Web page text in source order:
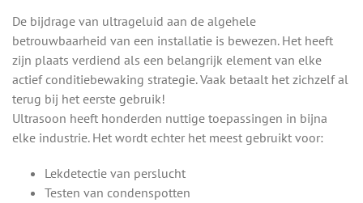
De bijdrage van ultrageluid aan de algehele
betrouwbaarheid van een installatie is bewezen. Het heeft
zijn plaats verdiend als een belangrijk element van elke
actief conditiebewaking strategie. Vaak betaalt het zichzelf al
terug bij het eerste gebruik!
Ultrasoon heeft honderden nuttige toepassingen in bijna
elke industrie. Het wordt echter het meest gebruikt voor:
Lekdetectie van perslucht
Testen van condenspotten